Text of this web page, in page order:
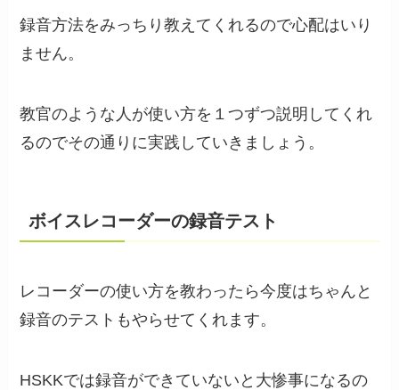
録音方法をみっちり教えてくれるので心配はいり
ません。
教官のような人が使い方を１つずつ説明してくれ
るのでその通りに実践していきましょう。
ボイスレコーダーの録音テスト
レコーダーの使い方を教わったら今度はちゃんと
録音のテストもやらせてくれます。
HSKKでは録音ができていないと大惨事になるの